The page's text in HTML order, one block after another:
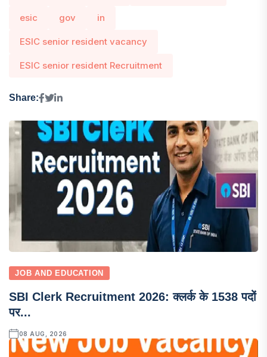
esic gov in
ESIC senior resident vacancy
ESIC senior resident Recruitment
Share:
JOB AND EDUCATION
SBI Clerk Recruitment 2026: क्लर्क के 1538 पदों
पर...
08 AUG, 2026